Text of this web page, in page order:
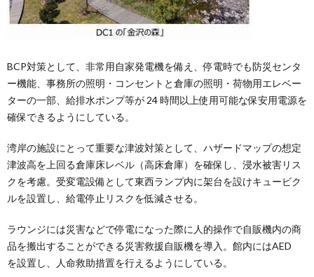
BCP対策として、⾮常⽤⾃家発電機を備え、停電時でも防災センタ
ー機能、事務所の照明・コンセントと倉庫の照明・荷物⽤エレベー
ターの⼀部、給排⽔ポンプ等が 24 時間以上使⽤可能な保安⽤電源を
確保できるようにしている。
湾岸の施設にとって重要な津波対策として、ハザードマップの想定
津波⾼を上回る倉庫床レベル（⾼床倉庫）を確保し、浸⽔被害リス
クを考慮。受変電設備として東⻄ランプ内に架台を設けキュービク
ルを設置し、給電停⽌リスクを低減させる。
ラウンジには災害などで停電になった際に⼈的操作で⾃販機内の商
品を搬出することができる災害救援⾃販機を導⼊。館内にはAED
を設置し、⼈命救助措置を⾏えるようにしている。